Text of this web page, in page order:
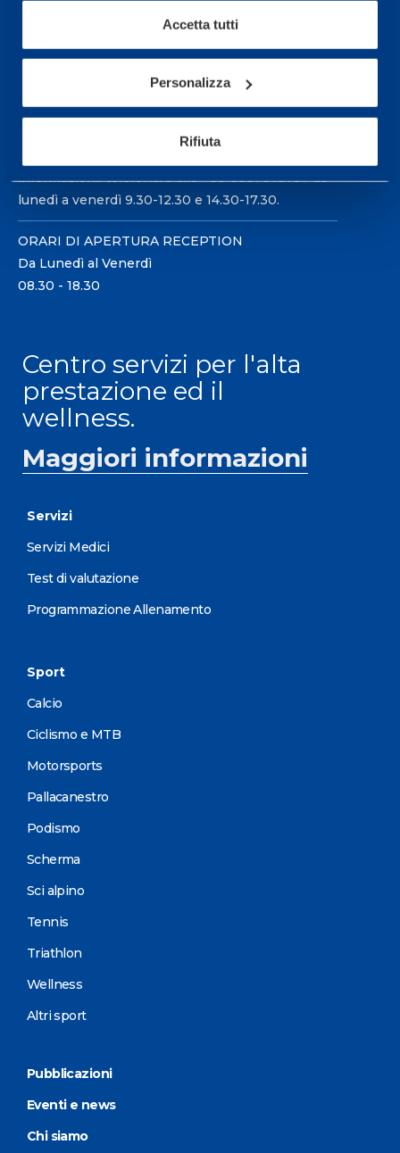
Accetta tutti
Personalizza
Rifiuta
Sport Service Mapei S.r.l. - Via Busto Fagnano 38,
21057 Olgiate Olona (Varese) Italia.
informazioni: telefonare allo +39 0331 575757 da
lunedì a venerdì 9.30-12.30 e 14.30-17.30.
ORARI DI APERTURA RECEPTION
Da Lunedì al Venerdì
08.30 - 18.30
Centro servizi per l'alta
prestazione ed il
wellness.
Maggiori informazioni
Servizi
Servizi Medici
Test di valutazione
Programmazione Allenamento
Sport
Calcio
Ciclismo e MTB
Motorsports
Pallacanestro
Podismo
Scherma
Sci alpino
Tennis
Triathlon
Wellness
Altri sport
Pubblicazioni
Eventi e news
Chi siamo